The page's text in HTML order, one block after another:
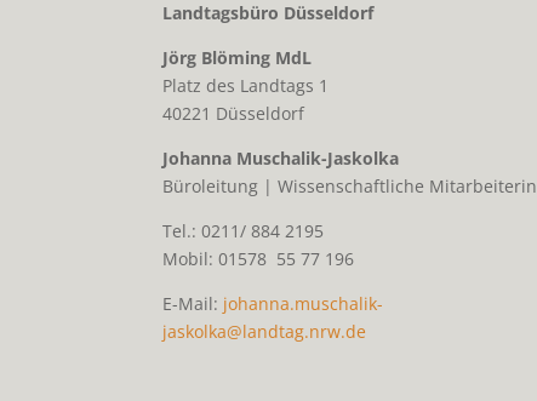
Landtagsbüro Düsseldorf
Jörg Blöming MdL
Platz des Landtags 1
40221 Düsseldorf
Johanna Muschalik-Jaskolka
Büroleitung | Wissenschaftliche Mitarbeiterin
Tel.: 0211/ 884 2195
Mobil: 01578 55 77 196
E-Mail: johanna.muschalik-
jaskolka@landtag.nrw.de